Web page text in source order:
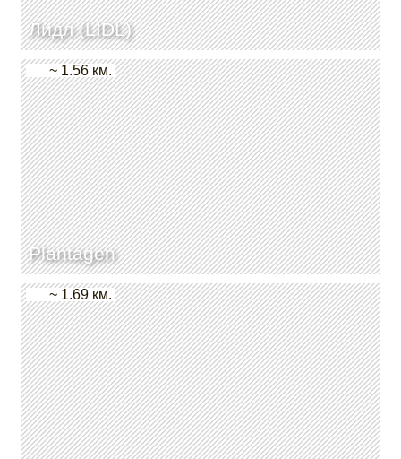
Лидл (LIDL)
Plantagen
~ 1.56 км.
~ 1.69 км.